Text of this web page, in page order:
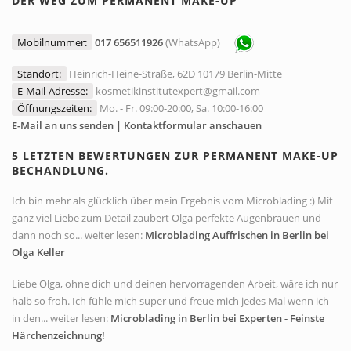
Mobilnummer: 017 656511926(WhatsApp)
Standort:
Heinrich-Heine-Straße, 62D 10179 Berlin-Mitte
E-Mail-Adresse:
kosmetikinstitutexpert@gmail.com
Öffnungszeiten:
Mo. - Fr. 09:00-20:00, Sa. 10:00-16:00
E-Mail an uns senden | Kontaktformular anschauen
5 LETZTEN BEWERTUNGEN ZUR PERMANENT MAKE-UP
BECHANDLUNG.
Ich bin mehr als glücklich über mein Ergebnis vom Microblading :) Mit
ganz viel Liebe zum Detail zaubert Olga perfekte Augenbrauen und
dann noch so... weiter lesen: Microblading Auffrischen in Berlin bei
Olga Keller
Liebe Olga, ohne dich und deinen hervorragenden Arbeit, wäre ich nur
halb so froh. Ich fühle mich super und freue mich jedes Mal wenn ich
in den... weiter lesen: Microblading in Berlin bei Experten - Feinste
Härchenzeichnung!